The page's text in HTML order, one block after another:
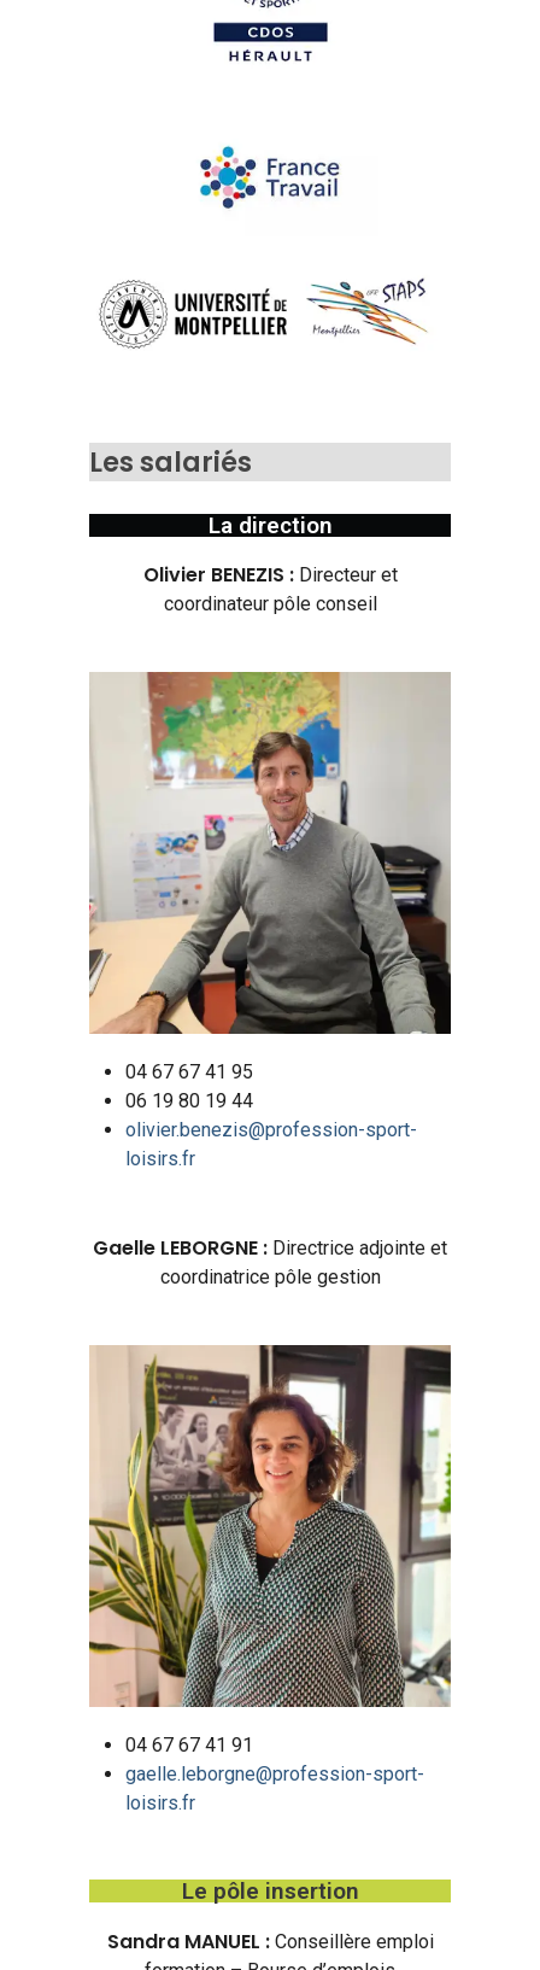
Les salariés
La direction
Olivier BENEZIS : Directeur et
coordinateur pôle conseil
04 67 67 41 95
06 19 80 19 44
olivier.benezis@profession-sport-
loisirs.fr
Gaelle LEBORGNE : Directrice adjointe et
coordinatrice pôle gestion
04 67 67 41 91
gaelle.leborgne@profession-sport-
loisirs.fr
Le pôle insertion
Sandra MANUEL : Conseillère emploi